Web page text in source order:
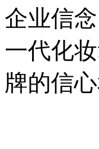
企业信
一代化
牌的信心